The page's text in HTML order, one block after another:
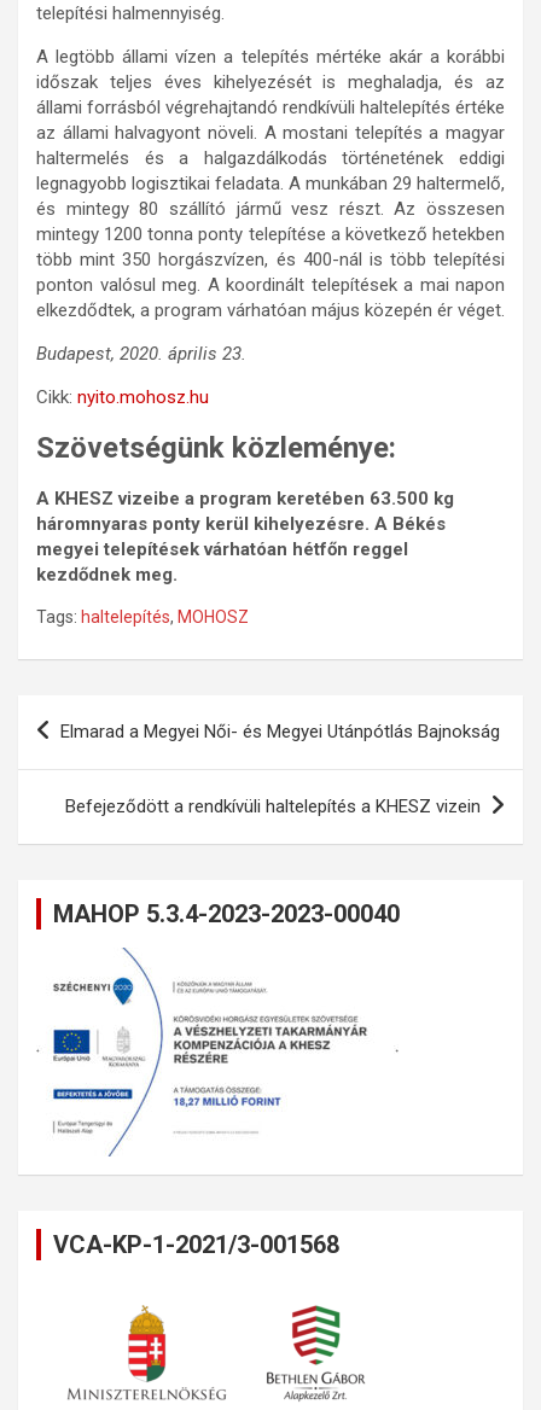
telepítési halmennyiség.
A legtöbb állami vízen a telepítés mértéke akár a korábbi
időszak teljes éves kihelyezését is meghaladja, és az
állami forrásból végrehajtandó rendkívüli haltelepítés értéke
az állami halvagyont növeli. A mostani telepítés a magyar
haltermelés és a halgazdálkodás történetének eddigi
legnagyobb logisztikai feladata. A munkában 29 haltermelő,
és mintegy 80 szállító jármű vesz részt. Az összesen
mintegy 1200 tonna ponty telepítése a következő hetekben
több mint 350 horgászvízen, és 400-nál is több telepítési
ponton valósul meg. A koordinált telepítések a mai napon
elkezdődtek, a program várhatóan május közepén ér véget.
Budapest, 2020. április 23.
Cikk: nyito.mohosz.hu
Szövetségünk közleménye:
A KHESZ vizeibe a program keretében 63.500 kg
háromnyaras ponty kerül kihelyezésre. A Békés
megyei telepítések várhatóan hétfőn reggel
kezdődnek meg.
Tags: haltelepítés, MOHOSZ
Bejegyzés
Elmarad a Megyei Női- és Megyei Utánpótlás Bajnokság
Befejeződött a rendkívüli haltelepítés a KHESZ vizein
MAHOP 5.3.4-2023-2023-00040
VCA-KP-1-2021/3-001568